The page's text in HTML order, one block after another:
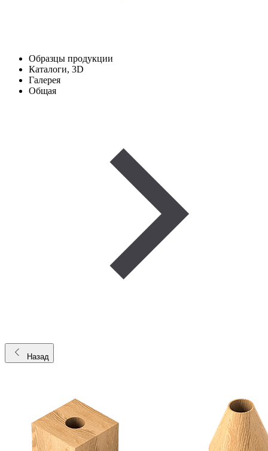
Образцы продукции
Каталоги, 3D
Галерея
Общая
Назад